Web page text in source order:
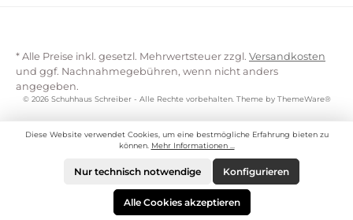
* Alle Preise inkl. gesetzl. Mehrwertsteuer zzgl. Versandkosten
und ggf. Nachnahmegebühren, wenn nicht anders
angegeben.
© 2026 Schuhhaus Schreiber - Alle Rechte vorbehalten. Theme by ThemeWare®
Diese Website verwendet Cookies, um eine bestmögliche Erfahrung bieten zu
können. Mehr Informationen ...
Nur technisch notwendige Konfigurieren
Alle Cookies akzeptieren